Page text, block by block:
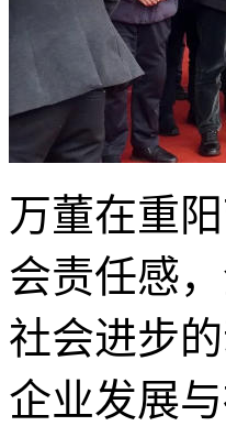
万董在重
会责任感
社会进步
企业发展